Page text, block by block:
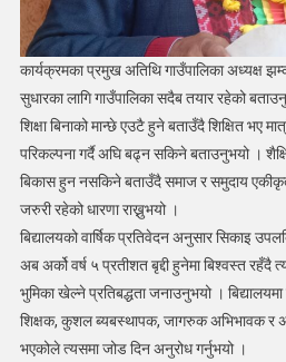
कार्यक्रमका प्रमुख अतिथि गाउँपालिका अध्यक्ष
सुधारका लागि गाउँपालिका सदैब तयार रहेको
शिक्षा बिनाको मान्छे एउटै हुने बताउँदै शिक्षित भए
परिकल्पना गर्दै अघि बढ्न सकिने बताउनुभयो ।
बिकास हुन नसकिने बताउँदै समाज र समुदाय
जरुरी रहेको धारणा राख्नुभयो ।
बिद्यालयको वार्षिक प्रतिवेदन अनुसार सिकाइ
अब अर्को वर्ष ५ प्रतीशत बृद्दी हुनेमा बिश्वस्त रहँदै
भुमिका खेल्ने प्रतिबद्धता जनाउनुभयो । बिद्यालयमा
शिक्षक, कुशल ब्यबस्थापक, जागरुक अभिभावक र
भएकोले त्यसमा जोड दिन अनुरोध गर्नुभयो ।